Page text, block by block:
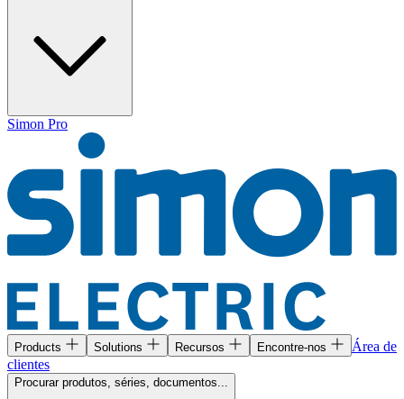
Simon Pro
Products Solutions Recursos Encontre-nos
Área de
clientes
Procurar produtos, séries, documentos...